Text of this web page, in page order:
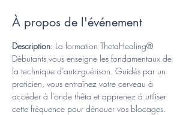
À propos de l'événement
Description: La formation ThetaHealing®
Débutants vous enseigne les fondamentaux de
la technique d’auto-guérison. Guidés par un
praticien, vous entraînez votre cerveau à
accéder à l’onde thêta et apprenez à utiliser
cette fréquence pour dénouer vos blocages.